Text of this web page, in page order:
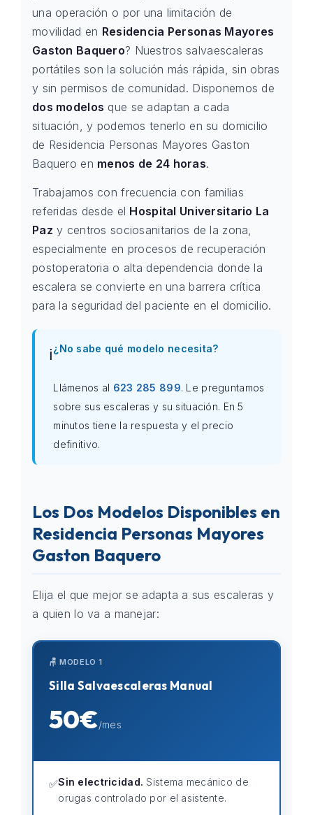
una operación o por una limitación de
movilidad en Residencia Personas Mayores
Gaston Baquero? Nuestros salvaescaleras
portátiles son la solución más rápida, sin obras
y sin permisos de comunidad. Disponemos de
dos modelos que se adaptan a cada
situación, y podemos tenerlo en su domicilio
de Residencia Personas Mayores Gaston
Baquero en menos de 24 horas.
Trabajamos con frecuencia con familias
referidas desde el Hospital Universitario La
Paz y centros sociosanitarios de la zona,
especialmente en procesos de recuperación
postoperatoria o alta dependencia donde la
escalera se convierte en una barrera crítica
para la seguridad del paciente en el domicilio.
ℹ️¿No sabe qué modelo necesita?
Llámenos al 623 285 899. Le preguntamos
sobre sus escaleras y su situación. En 5
minutos tiene la respuesta y el precio
definitivo.
Los Dos Modelos Disponibles en
Residencia Personas Mayores
Gaston Baquero
Elija el que mejor se adapta a sus escaleras y
a quien lo va a manejar:
🪑 MODELO 1
Silla Salvaescaleras Manual
50€/mes
✅Sin electricidad. Sistema mecánico de
orugas controlado por el asistente.